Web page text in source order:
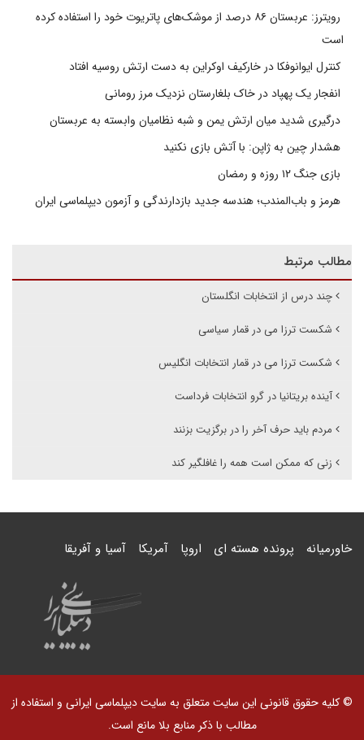
رویترز: عربستان ۸۶ درصد از موشک‌های پاتریوت خود را استفاده کرده
است
کنترل ایوانوفکا در خارکیف اوکراین به دست ارتش روسیه افتاد
انفجار یک پهپاد در خاک بلغارستان نزدیک مرز رومانی
درگیری شدید میان ارتش یمن و شبه نظامیان وابسته به عربستان
هشدار چین به ژاپن: با آتش بازی نکنید
بازی جنگ ۱۲ روزه و رمضان
هرمز و باب‌المندب؛ هندسه جدید بازدارندگی و آزمون دیپلماسی ایران
مطالب مرتبط
چند درس از انتخابات انگلستان
شکست ترزا می در قمار سیاسی
شکست ترزا می در قمار انتخابات انگلیس
آینده بریتانیا در گرو انتخابات فرداست
مردم باید حرف آخر را در برگزیت بزنند
زنی که ممکن است همه را غافلگیر کند
خاورمیانه پرونده هسته ای اروپا آمریکا آسیا و آفریقا
© کلیه حقوق قانونی این سایت متعلق به سایت دیپلماسی ایرانی و استفاده از
مطالب با ذکر منابع بلا مانع است.